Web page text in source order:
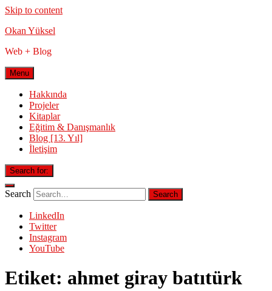
Skip to content
Okan Yüksel
Web + Blog
Menu
Hakkında
Projeler
Kitaplar
Eğitim & Danışmanlık
Blog [13. Yıl]
İletişim
Search for:
Search
LinkedIn
Twitter
Instagram
YouTube
Etiket: ahmet giray batıtürk